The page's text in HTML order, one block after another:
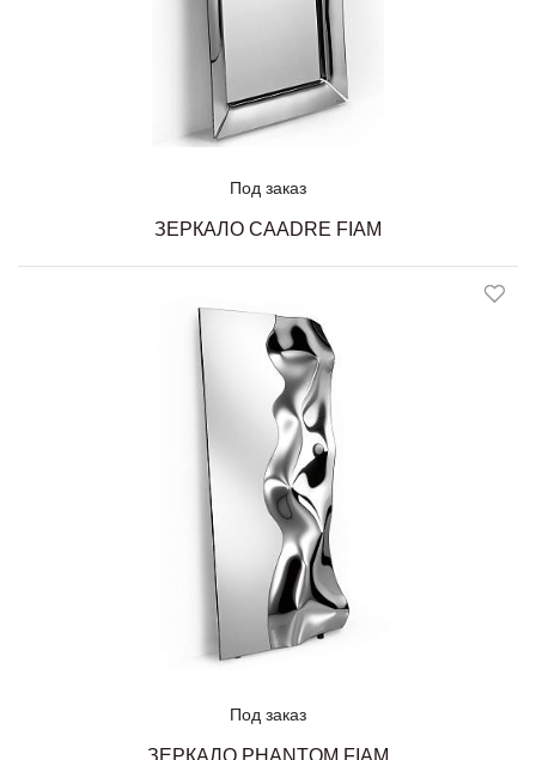
Под заказ
ЗЕРКАЛО CAADRE FIAM
Под заказ